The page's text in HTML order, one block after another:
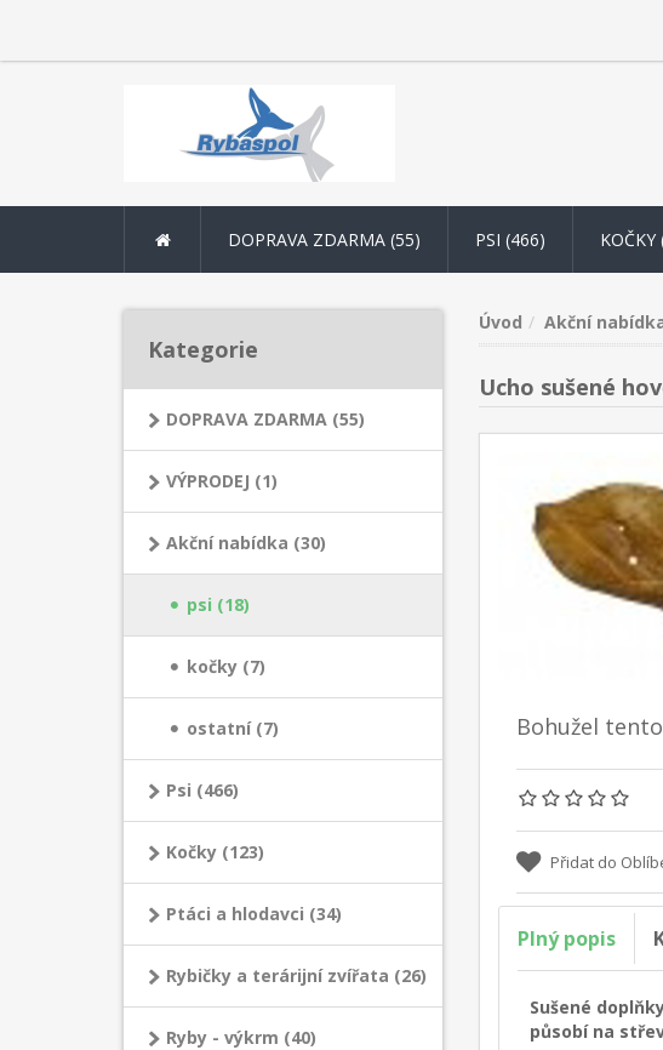
DOPRAVA ZDARMA (55) PSI (466) KOČKY
Kategorie
DOPRAVA ZDARMA (55)
VÝPRODEJ (1)
Akční nabídka (30)
psi (18)
kočky (7)
ostatní (7)
Psi (466)
Kočky (123)
Ptáci a hlodavci (34)
Rybičky a terárijní zvířata (26)
Ryby - výkrm (40)
Úvod Akční
Ucho sušené
Bohužel
Plný popis
Sušené
působí na